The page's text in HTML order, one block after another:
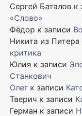
Сергей Баталов к
«Слово»
Фёдор к записи
Никита из Питера
критика
Юлия к записи
Станкович
Олег к записи
Тверич к записи
Герман к записи